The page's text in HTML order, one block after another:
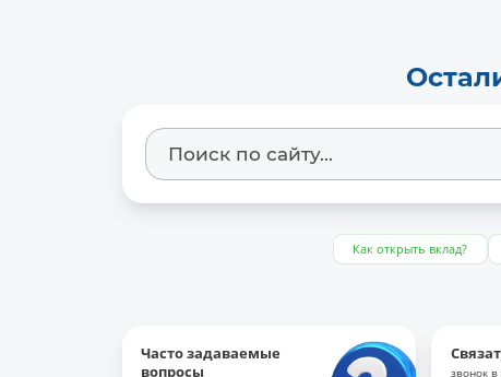
Как открыть вклад?
Часто задаваемые
вопросы
звонок